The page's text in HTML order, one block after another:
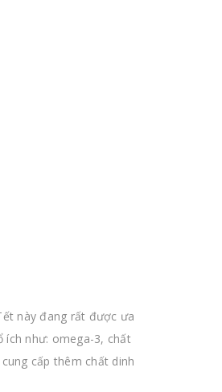
này đang rất được ưa
ích như: omega-3, chất
cấp thêm chất dinh